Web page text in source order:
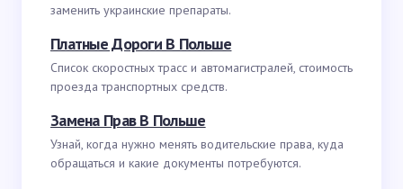
заменить украинские препараты.
Платные Дороги В Польше
Список скоростных трасс и автомагистралей, стоимость
проезда транспортных средств.
Замена Прав В Польше
Узнай, когда нужно менять водительские права, куда
обращаться и какие документы потребуются.